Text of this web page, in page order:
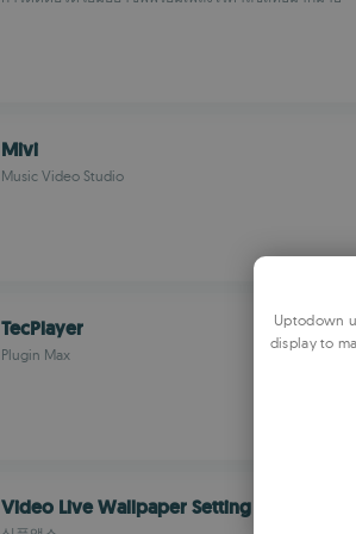
Mivi
Music Video Studio
TecPlayer
Plugin Max
Video Live Wallpaper Setting
Uptodown
display to